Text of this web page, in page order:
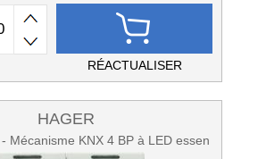
RÉACTUALISER
HAGER
Mécanisme KNX 4 BP à LED essen